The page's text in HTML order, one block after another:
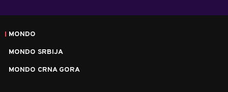
MONDO
MONDO SRBIJA
MONDO CRNA GORA